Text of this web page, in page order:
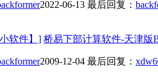
2022-06-13 最后回复：
软件】] 桥易下部计算软件-天津版
2009-12-04 最后回复：